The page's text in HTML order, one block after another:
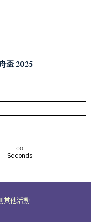
盃 2025
00
Seconds
其他活動